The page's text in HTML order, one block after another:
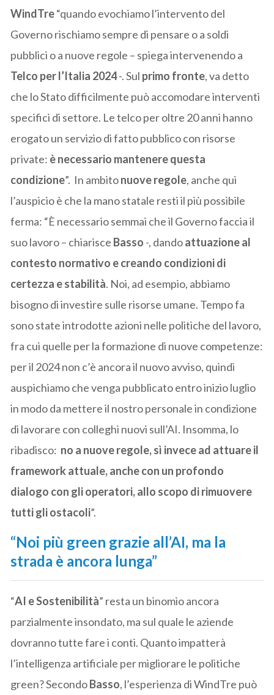
WindTre“quando evochiamo l’intervento del
Governo rischiamo sempre di pensare o a soldi
pubblici o a nuove regole – spiega intervenendo a
Telco per l’Italia 2024-. Sul primo fronte, va detto
che lo Stato difficilmente può accomodare interventi
specifici di settore. Le telco per oltre 20 anni hanno
erogato un servizio di fatto pubblico con risorse
private: è necessario mantenere questa
condizione”. In ambitonuove regole, anche qui
l’auspicio è che la mano statale resti il più possibile
ferma: “È necessario semmai che il Governo faccia il
suo lavoro – chiarisce Basso -, dandoattuazione al
contesto normativo e creando condizioni di
certezza e stabilità. Noi, ad esempio, abbiamo
bisogno di investire sulle risorse umane. Tempo fa
sono state introdotte azioni nelle politiche del lavoro,
fra cui quelle per la formazione di nuove competenze:
per il 2024 non c’è ancora il nuovo avviso, quindi
auspichiamo che venga pubblicato entro inizio luglio
in modo da mettere il nostro personale in condizione
di lavorare con colleghi nuovi sull’AI. Insomma, lo
ribadisco: no a nuove regole, sì invece ad attuare il
framework attuale, anche con un profondo
dialogo con gli operatori, allo scopo di rimuovere
tutti gli ostacoli”.
“Noi più green grazie all’AI, ma la
strada è ancora lunga”
“AI e Sostenibilità” resta un binomio ancora
parzialmente insondato, ma sul quale le aziende
dovranno tutte fare i conti. Quanto impatterà
l’intelligenza artificiale per migliorare le politiche
green? SecondoBasso, l’esperienza di WindTre può